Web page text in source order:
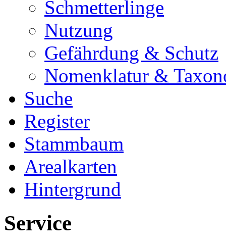
Schmetterlinge
Nutzung
Gefährdung & Schutz
Nomenklatur &
Suche
Register
Stammbaum
Arealkarten
Hintergrund
Service